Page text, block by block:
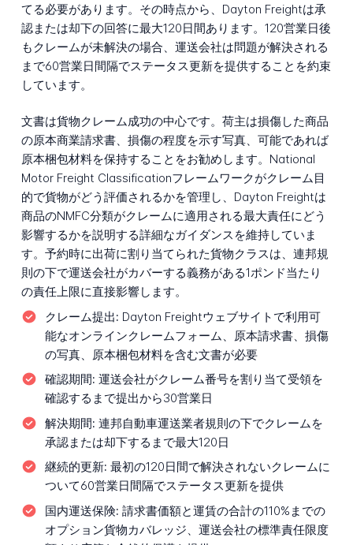
てる必要があります。その時点から、Dayton Freightは承
認または却下の回答に最大120日間あります。120営業日後
もクレームが未解決の場合、運送会社は問題が解決される
まで60営業日間隔でステータス更新を提供することを約束
しています。
文書は貨物クレーム成功の中心です。荷主は損傷した商品
の原本商業請求書、損傷の程度を示す写真、可能であれば
原本梱包材料を保持することをお勧めします。National
Motor Freight Classificationフレームワークがクレーム目
的で貨物がどう評価されるかを管理し、Dayton Freightは
商品のNMFC分類がクレームに適用される最大責任にどう
影響するかを説明する詳細なガイダンスを維持していま
す。予約時に出荷に割り当てられた貨物クラスは、連邦規
則の下で運送会社がカバーする義務がある1ポンド当たり
の責任上限に直接影響します。
クレーム提出: Dayton Freightウェブサイトで利用可
能なオンラインクレームフォーム、原本請求書、損傷
の写真、原本梱包材料を含む文書が必要
確認期間: 運送会社がクレーム番号を割り当て受領を
確認するまで提出から30営業日
解決期間: 連邦自動車運送業者規則の下でクレームを
承認または却下するまで最大120日
継続的更新: 最初の120日間で解決されないクレームに
ついて60営業日間隔でステータス更新を提供
国内運送保険: 請求書価額と運賃の合計の110%までの
オプション貨物カバレッジ、運送会社の標準責任限度